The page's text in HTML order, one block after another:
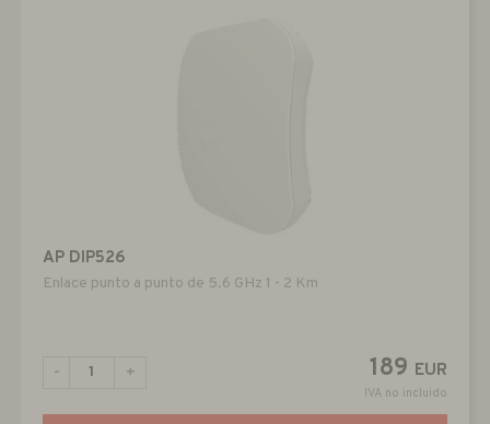
AP DIP526
Enlace punto a punto de 5.6 GHz 1 - 2 Km
189 EUR
IVA no incluido
- +